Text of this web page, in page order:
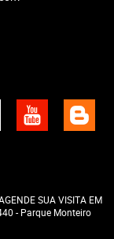
SUA VISITA EM
- Parque Monteiro